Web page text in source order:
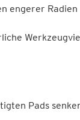
engerer Radien
Pads